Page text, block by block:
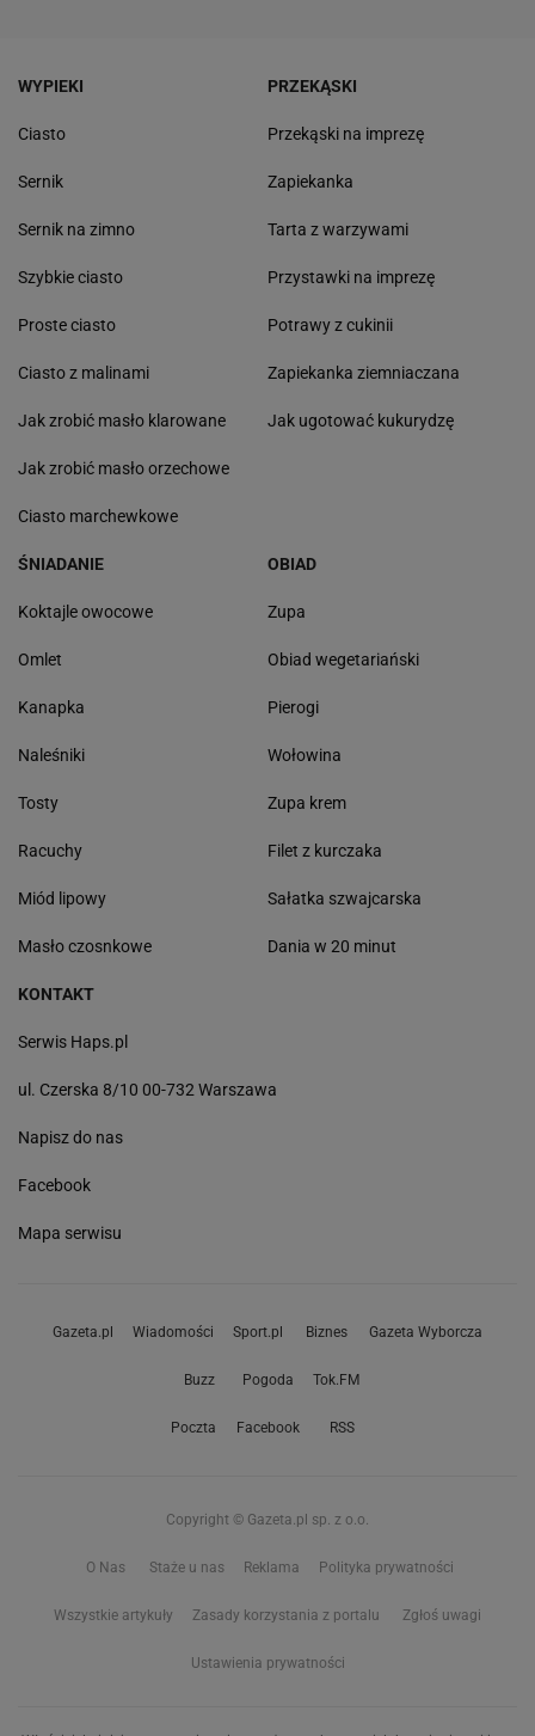
WYPIEKI
Ciasto
Sernik
Sernik na zimno
Szybkie ciasto
Proste ciasto
Ciasto z malinami
Jak zrobić masło klarowane
Jak zrobić masło orzechowe
Ciasto marchewkowe
PRZEKĄSKI
Przekąski na imprezę
Zapiekanka
Tarta z warzywami
Przystawki na imprezę
Potrawy z cukinii
Zapiekanka ziemniaczana
Jak ugotować kukurydzę
ŚNIADANIE
Koktajle owocowe
Omlet
Kanapka
Naleśniki
Tosty
Racuchy
Miód lipowy
Masło czosnkowe
OBIAD
Zupa
Obiad wegetariański
Pierogi
Wołowina
Zupa krem
Filet z kurczaka
Sałatka szwajcarska
Dania w 20 minut
KONTAKT
Serwis Haps.pl
ul. Czerska 8/10 00-732 Warszawa
Napisz do nas
Facebook
Mapa serwisu
Gazeta.pl Wiadomości Sport.pl Biznes Gazeta Wyborcza
Buzz Pogoda Tok.FM
Poczta Facebook RSS
Copyright © Gazeta.pl sp. z o.o.
O Nas Staże u nas Reklama Polityka prywatności
Wszystkie artykuły Zasady korzystania z portalu Zgłoś uwagi
Ustawienia prywatności